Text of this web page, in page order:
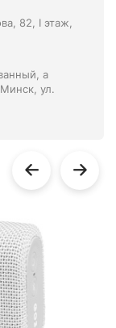
82, I этаж,
а
ул.